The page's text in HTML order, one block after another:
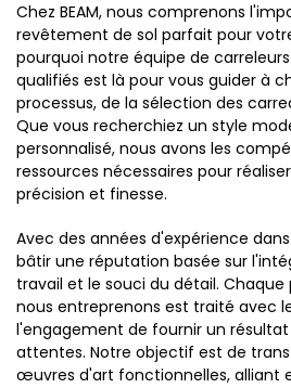
Chez BEAM, nous comprenons
revêtement de sol parfait pour
pourquoi notre équipe de
qualifiés est là pour vous guider à
processus, de la sélection des
Que vous recherchiez un style
personnalisé, nous avons les
ressources nécessaires pour
précision et finesse.
Avec des années d'expérience dans
bâtir une réputation basée sur
travail et le souci du détail.
nous entreprenons est traité avec
l'engagement de fournir un
attentes. Notre objectif est de
œuvres d'art fonctionnelles, alliant